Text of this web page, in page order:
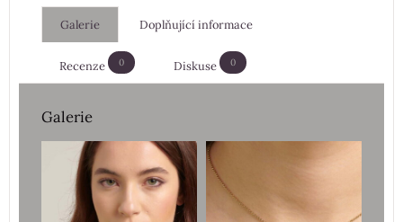
Galerie Doplňující informace
Recenze 0 Diskuse 0
Galerie